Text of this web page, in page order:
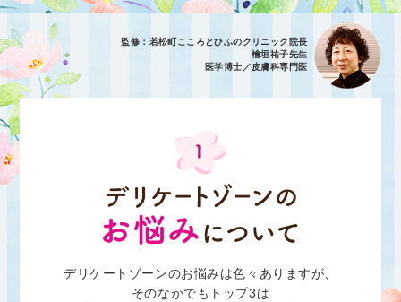
監修：若松町こころとひふのクリニック院長
檜垣祐子先生
医学博士／皮膚科専門医
デリケートゾーンのお悩みは色々ありますが、
そのなかでもトップ3は